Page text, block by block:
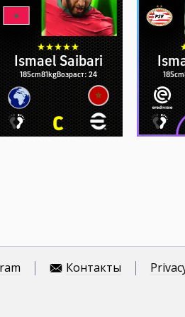
Ismael Saibari
185cm81kgВозраст: 24 185cm
Контакты